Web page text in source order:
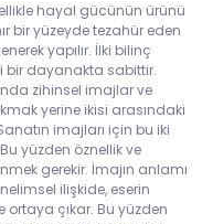
hayal gücünün ürünü
bir yüzeyde tezahür eden
yapılır. İlki bilinç
bir dayanakta sabittir.
zihinsel imajlar ve
yerine ikisi arasındaki
imajları için bu iki
yüzden öznellik ve
gerekir. İmajın anlamı
ilişkide, eserin
çıkar. Bu yüzden